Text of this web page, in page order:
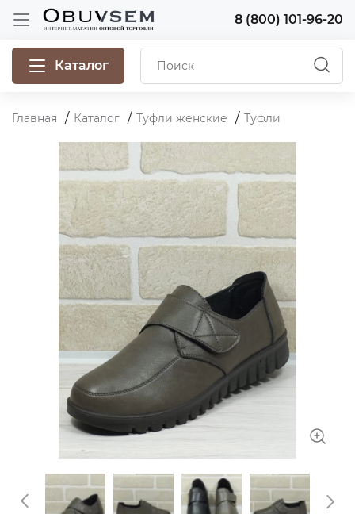
8 (800) 101-96-20
Каталог
Главная Каталог Туфли женские Туфли